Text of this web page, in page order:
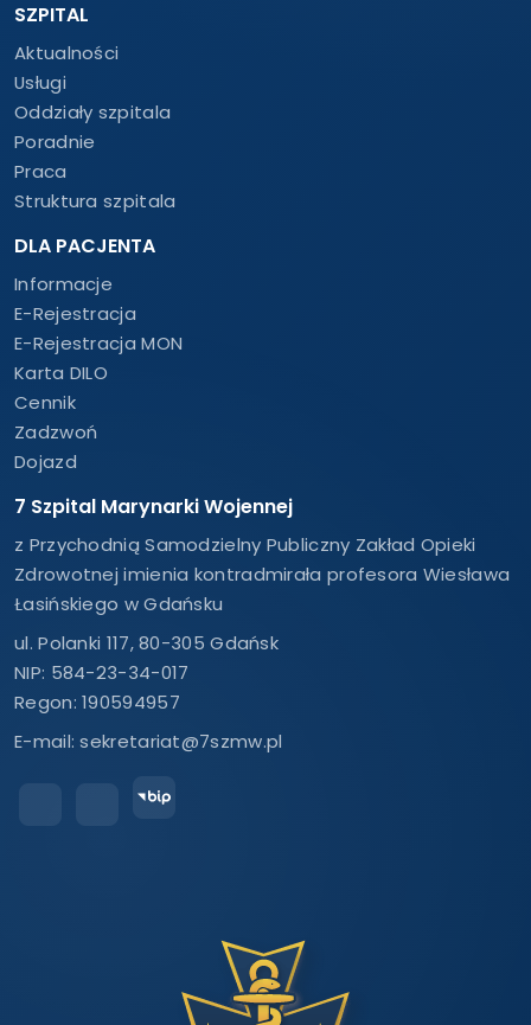
SZPITAL
Aktualności
Usługi
Oddziały szpitala
Poradnie
Praca
Struktura szpitala
DLA PACJENTA
Informacje
E-Rejestracja
E-Rejestracja MON
Karta DILO
Cennik
Zadzwoń
Dojazd
7 Szpital Marynarki Wojennej
z Przychodnią Samodzielny Publiczny Zakład Opieki
Zdrowotnej imienia kontradmirała profesora Wiesława
Łasińskiego w Gdańsku
ul. Polanki 117, 80-305 Gdańsk
NIP: 584-23-34-017
Regon: 190594957
E-mail:sekretariat@7szmw.pl